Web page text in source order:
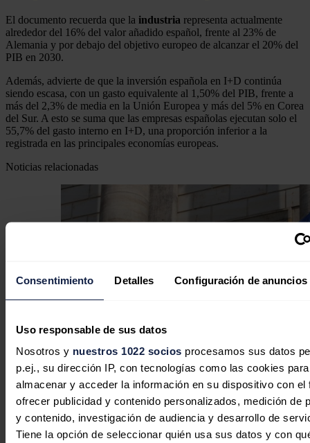
Consentimiento Detalles Configuración de anuncios
Uso responsable de sus datos
Nosotros y nuestros 1022 socios procesamos sus datos
p.ej., su dirección IP, con tecnologías como las cookies para
almacenar y acceder la información en su dispositivo con el
ofrecer publicidad y contenido personalizados, medición de
y contenido, investigación de audiencia y desarrollo de
Tiene la opción de seleccionar quién usa sus datos y con
El documento recuerda que la industria representa actualmente
alrededor del 16% del valor añadido español, frente al 23% de
Alemania y por debajo del objetivo europeo de alcanzar el 20% del
PIB en 2030.
Además, advierte de que la inversión española en I+D continúa
siendo escasa, con un gasto equivalente al 1,50% del PIB, frente a
más del 2,3% de media en la Unión Europea y más del 5% en Corea
del Sur. A esto se suma que las empresas españolas ejecutan solo el
55,7% del gasto interno en I+D, una proporción inferior a la
registrada en las principales economías europeas.
Noticias relacionadas
La CE abre una convocatoria para
crear siete gigafactorías de IA en la